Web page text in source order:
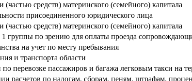
средств) материнского (семейного) капитала
присоединенного юридического лица
средств) материнского (семейного) капитала
группы по зрению для оплаты проезда
на учет по месту пребывания
и транспорта области
перевозке пассажиров и багажа легковым такси на
расчетов по налогам, сборам, пеням, штрафам,